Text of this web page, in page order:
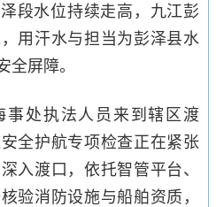
段水位持续走高，九江彭
用汗水与担当为彭泽县水
全屏障。
事处执法人员来到辖区渡
全护航专项检查正在紧张
入渡口，依托智管平台、
验消防设施与船舶资质，